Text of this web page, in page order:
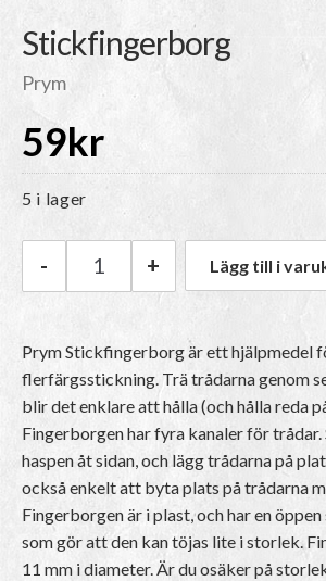
Stickfingerborg
Prym
59kr
5 i lager
Prym Stickfingerborg
- + Lägg till i
Prym Stickfingerborg är ett hjälpmedel
flerfärgsstickning. Trä trådarna genom
blir det enklare att hålla (och hålla reda
Fingerborgen har fyra kanaler för trådar.
haspen åt sidan, och lägg trådarna på
också enkelt att byta plats på trådarna
Fingerborgen är i plast, och har en
som gör att den kan töjas lite i storlek.
11 mm i diameter. Är du osäker på